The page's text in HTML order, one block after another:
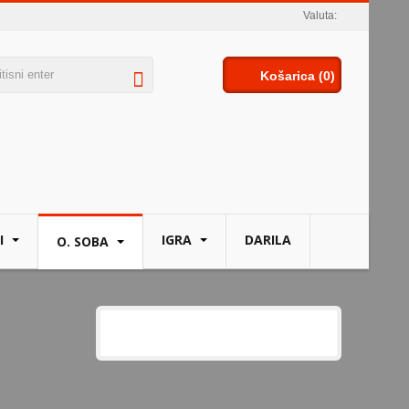
Valuta:
Košarica (0)
O. SOBA IGRA DARILA